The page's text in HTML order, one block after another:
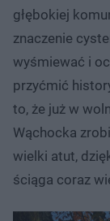
głębokiej
znaczenie
wyśmiewać i
przyćmić
to, że już w
Wąchocka
wielki atut,
ściąga coraz